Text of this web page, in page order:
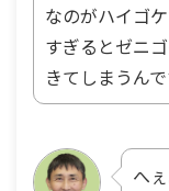
なのがハイゴ
すぎるとゼニ
きてしまうんで
へ